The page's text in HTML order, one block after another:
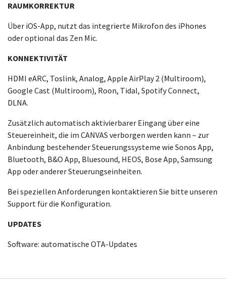
RAUMKORREKTUR
Über iOS-App, nutzt das integrierte Mikrofon des iPhones
oder optional das Zen Mic.
KONNEKTIVITÄT
HDMI eARC, Toslink, Analog, Apple AirPlay 2 (Multiroom),
Google Cast (Multiroom), Roon, Tidal, Spotify Connect,
DLNA.
Zusätzlich automatisch aktivierbarer Eingang über eine
Steuereinheit, die im CANVAS verborgen werden kann – zur
Anbindung bestehender Steuerungssysteme wie Sonos App,
Bluetooth, B&O App, Bluesound, HEOS, Bose App, Samsung
App oder anderer Steuerungseinheiten.
Bei speziellen Anforderungen kontaktieren Sie bitte unseren
Support für die Konfiguration.
UPDATES
Software: automatische OTA-Updates